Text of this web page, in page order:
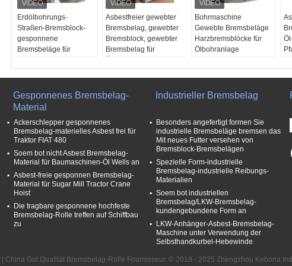
Erdölbohrungs-
Straßen-Bremsblock-
gesponnene
Bremsbeläge für
FOB -Port:Shanghai,
Tianjin, Guangzhou
Anwendungen:
Traktoren, Handkurbel,
Sugar Mill, Aufzug,
Stromgenerator,
Baumasc
Material:Messingdraht,
Viskose, Glasfaser,
Freie Proben:Ja
Asbestfreier gewebter
Bremsbelag, gewebter
Bremsblock, gewebter
Bremsbelag für
Größen:Angepasst
Freie Proben:
Ja
Anwendungen:
Maschinen für den
Maschinenbau,
Maschinen für die
Industrie
Bohrmaschine
Gewebte Bremsbeläge
Harzbremsblöcke für
Ölbohranlage
Bohrmaschine-
Sugar Mill, Aufzug,
Kran, Mischmaschine,
Baumasc
Material:Messingdraht,
Viskose, Glasfaser,
Kostenlose Proben:
OEM-Produkte:
das ist es.
Gesponnenes Bremsbelag-
Material
Ackerschlepper gesponnenes
Bremsbelag-materielles Asbest frei für
Traktor FIAT 480
Soem bot nicht Asbest Bremsbelag-
Material für Baumaschinen-Öl Wells an
Asbest-freie gesponnen Bremsbelag-
Material für Sugar Mill Tractor Crane
Hoist
Die tragbare gesponnene hochfeste
Bremsbelag-Rolle treffen auf Schiffbau
zu
Industrieller Bremsbelag
Besonders angefertigt formen Sie
industrielle Bremsbeläge bremsen das
Mit neues Futter versehen von
Bremsblock-Bremsbelägen
Spezielle Form-industrielle
Bremsbelag-industrielle Reibungs-
Materialien
Soem bot industriellen
Bremsbelag/LKW-Bremsbelag-
kundengebundene Form an
LKW-Anhänger-Asbest-Bremsbelag-
Maschine unter Verwendung der
Selbsthandkurbel-Hebewinde
| China Gut Qualität Bremsbelag-Rolle Fournisseur. © 2018 - 2025 Zhengzhou Kebona